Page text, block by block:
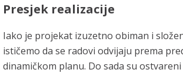
Presjek realizacije
Iako je projekat izuzetno obiman i
ističemo da se radovi odvijaju prema
dinamičkom planu. Do sada su ostvareni